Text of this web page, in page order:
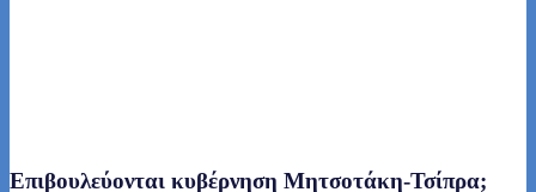
Επιβουλεύονται κυβέρνηση Μητσοτάκη-Τσίπρα;